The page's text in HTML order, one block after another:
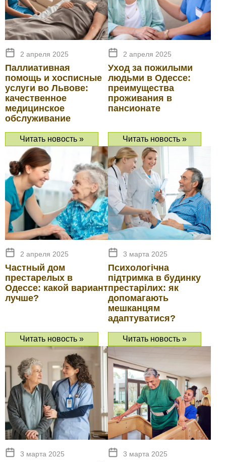
2 апреля 2025
Паллиативная
помощь и хосписные
услуги во Львове:
качественное
медицинское
обслуживание
Читать новость »
2 апреля 2025
Уход за пожилыми
людьми в Одессе:
преимущества
проживания в
пансионате
Читать новость »
2 апреля 2025
Частный дом
престарелых в
Одессе: какой вариант
лучше?
Читать новость »
3 марта 2025
Психологічна
підтримка в будинку
престарілих: як
допомагають
мешканцям
адаптуватися?
Читать новость »
3 марта 2025 3 марта 2025